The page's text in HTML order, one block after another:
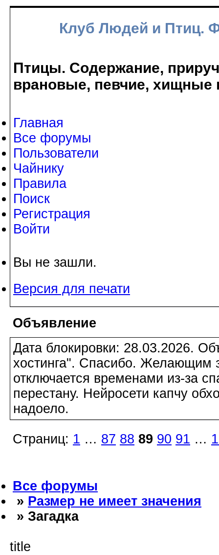
Клуб Людей и Птиц.
Птицы. Содержание,
врановые, певчие, хищные
Главная
Все форумы
Пользователи
Чайнику
Правила
Поиск
Регистрация
Войти
Вы не зашли.
Версия для печати
Объявление
Дата блокировки: 28.03.2026.
хостинга". Спасибо. Желающим
отключается временами из-за
перестану. Нейросети капчу
надоело.
Страниц: 1 … 87 88 89 90 91 …
Все форумы
» Размер не имеет значения
» Загадка
title